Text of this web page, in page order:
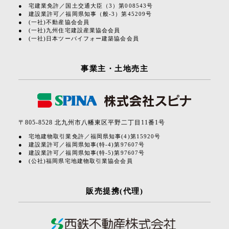
宅建業免許／国土交通大臣（3）第008543号
建設業許可／福岡県知事（般-3）第45209号
(一社)不動産協会会員
(一社)九州住宅建設産業協会会員
(一社)日本ツーバイフォー建築協会会員
事業主・土地売主
〒805-8528 北九州市八幡東区平野二丁目11番1号
宅地建物取引業免許／福岡県知事(4)第15920号
建設業許可／福岡県知事(特-4)第97607号
建設業許可／福岡県知事(特-5)第97607号
(公社)福岡県宅地建物取引業協会会員
販売提携(代理)